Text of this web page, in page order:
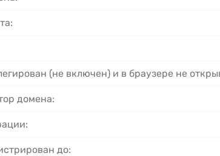
(не включен) и в браузере не
домена:
до: